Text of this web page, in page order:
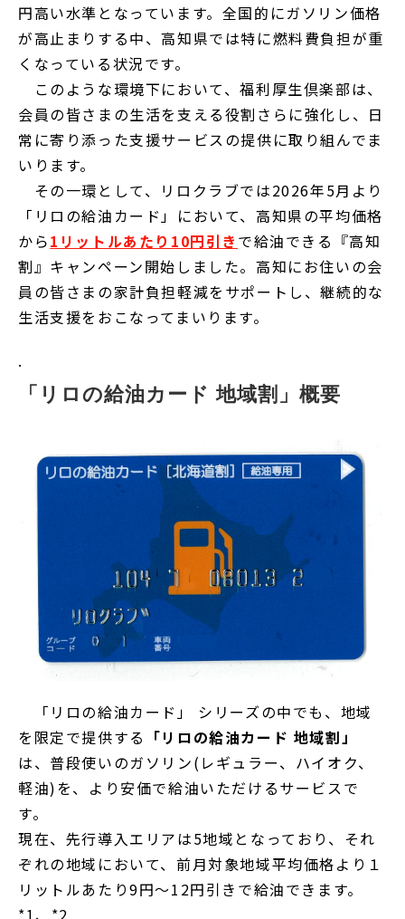
円高い水準となっています。全国的にガソリン価格
が高止まりする中、高知県では特に燃料費負担が重
くなっている状況です。
このような環境下において、福利厚生倶楽部は、
会員の皆さまの生活を支える役割さらに強化し、日
常に寄り添った支援サービスの提供に取り組んでま
いります。
その一環として、リロクラブでは2026年5月より
「リロの給油カード」において、高知県の平均価格
から1リットルあたり10円引き で給油できる『高知
割』キャンペーン開始しました。高知にお住いの会
員の皆さまの家計負担軽減をサポートし、継続的な
生活支援をおこなってまいります。
.
「リロの給油カード 地域割」概要
「リロの給油カード」 シリーズの中でも、地域
を限定で提供する 「リロの給油カード 地域割」
は、普段使いのガソリン(レギュラー、ハイオク、
軽油)を、より安価で給油いただけるサービスで
す。
現在、先行導入エリアは5地域となっており、それ
ぞれの地域において、前月対象地域平均価格より１
リットルあたり9円～12円引きで給油できます。
*1、*2